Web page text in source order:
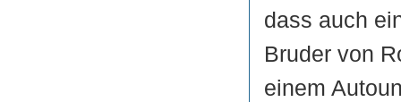
dass auch
Bruder von
einem